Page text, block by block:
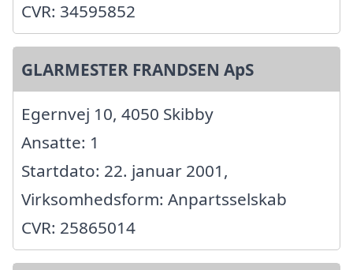
CVR: 34595852
GLARMESTER FRANDSEN ApS
Egernvej 10, 4050 Skibby
Ansatte: 1
Startdato: 22. januar 2001,
Virksomhedsform: Anpartsselskab
CVR: 25865014